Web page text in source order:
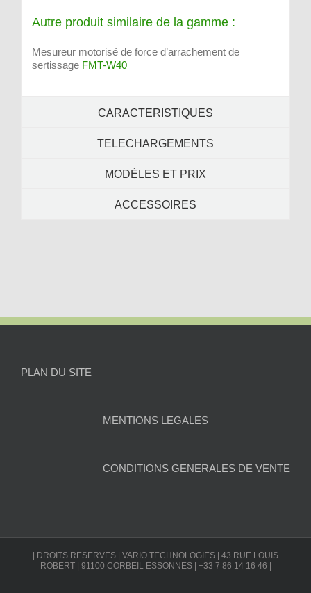
Autre produit similaire de la gamme :
Mesureur motorisé de force d’arrachement de
sertissage FMT-W40
CARACTERISTIQUES
TELECHARGEMENTS
MODÈLES ET PRIX
ACCESSOIRES
PLAN DU SITE
MENTIONS LEGALES
CONDITIONS GENERALES DE VENTE
| DROITS RESERVES | VARIO TECHNOLOGIES | 43 RUE LOUIS
ROBERT | 91100 CORBEIL ESSONNES | +33 7 86 14 16 46 |